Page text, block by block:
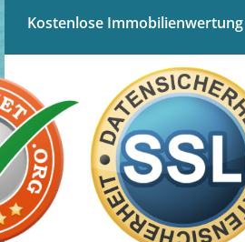
Kostenlose